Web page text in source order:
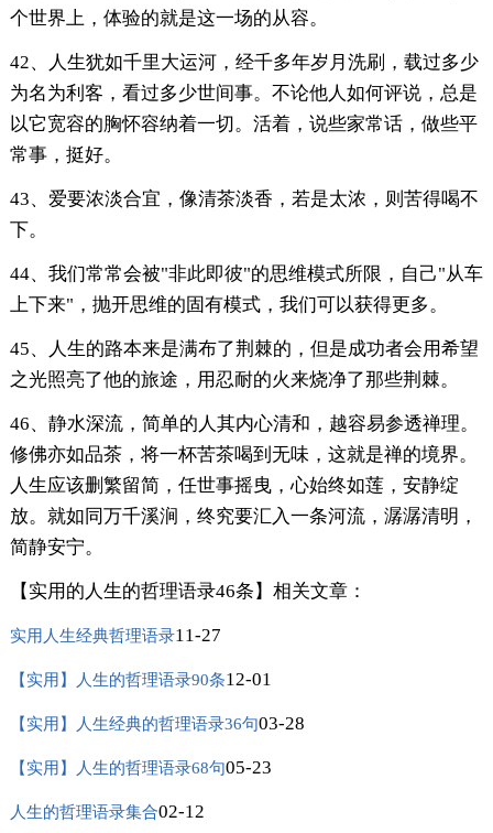
个世界上，体验的就是这一场的从容。
42、人生犹如千里大运河，经千多年岁月洗刷，载过多少
为名为利客，看过多少世间事。不论他人如何评说，总是
以它宽容的胸怀容纳着一切。活着，说些家常话，做些平
常事，挺好。
43、爱要浓淡合宜，像清茶淡香，若是太浓，则苦得喝不
下。
44、我们常常会被"非此即彼"的思维模式所限，自己"从车
上下来"，抛开思维的固有模式，我们可以获得更多。
45、人生的路本来是满布了荆棘的，但是成功者会用希望
之光照亮了他的旅途，用忍耐的火来烧净了那些荆棘。
46、静水深流，简单的人其内心清和，越容易参透禅理。
修佛亦如品茶，将一杯苦茶喝到无味，这就是禅的境界。
人生应该删繁留简，任世事摇曳，心始终如莲，安静绽
放。就如同万千溪涧，终究要汇入一条河流，潺潺清明，
简静安宁。
【实用的人生的哲理语录46条】相关文章：
实用人生经典哲理语录11-27
【实用】人生的哲理语录90条12-01
【实用】人生经典的哲理语录36句03-28
【实用】人生的哲理语录68句05-23
人生的哲理语录集合02-12